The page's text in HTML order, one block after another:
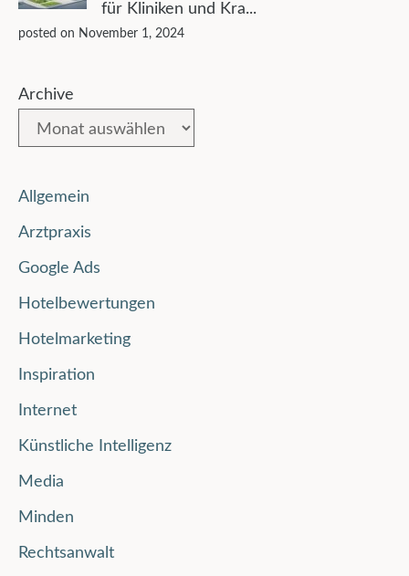
für Kliniken und Kra...
posted on November 1, 2024
Archive
Allgemein
Arztpraxis
Google Ads
Hotelbewertungen
Hotelmarketing
Inspiration
Internet
Künstliche Intelligenz
Media
Minden
Rechtsanwalt